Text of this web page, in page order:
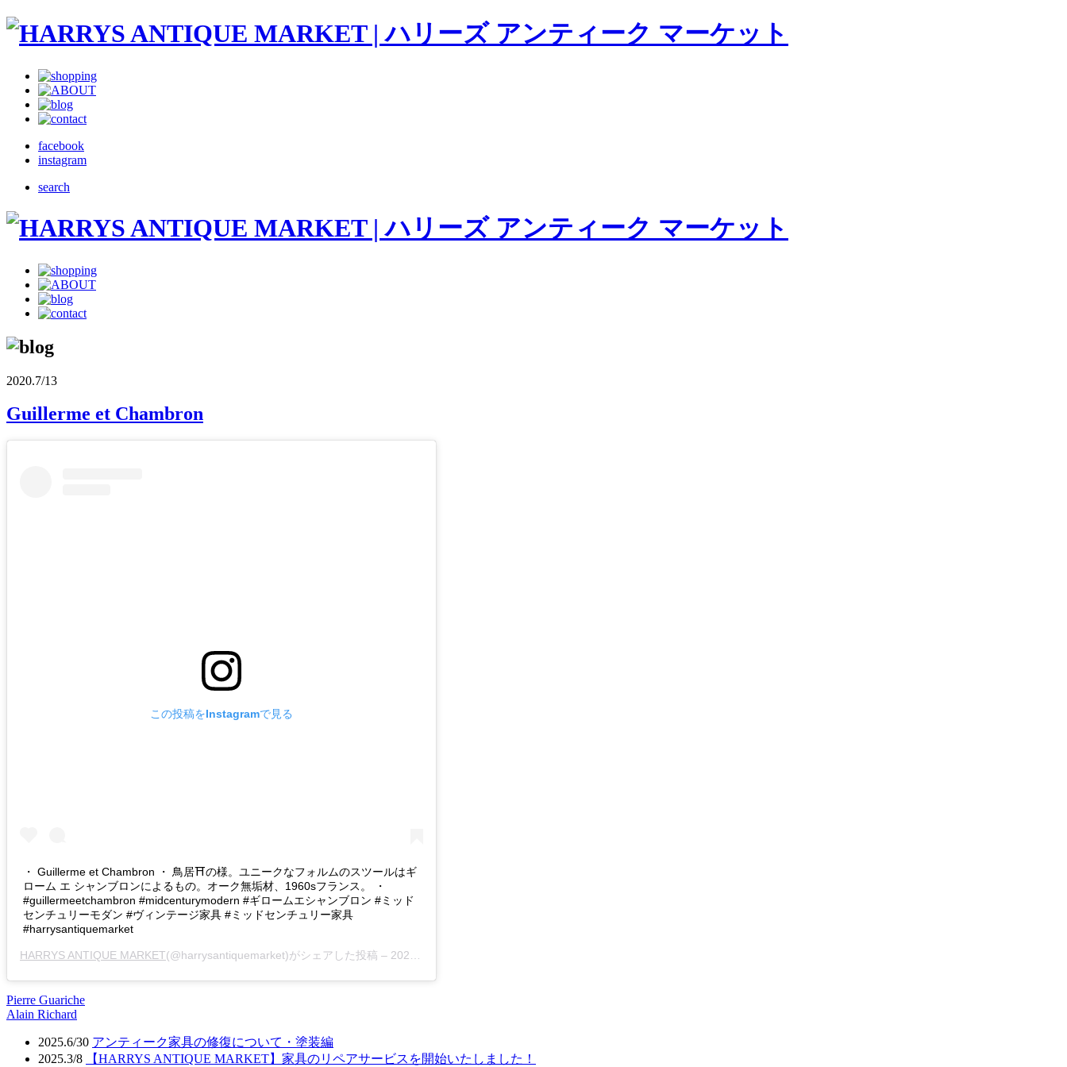
facebook
instagram
search
2020.7/13
Guillerme et Chambron
この投稿をInstagramで見る
・ Guillerme et Chambron ・ 鳥居⛩の様。ユニークなフォルムのスツールはギ
ローム エ シャンブロンによるもの。オーク無垢材、1960sフランス。 ・
#guillermeetchambron #midcenturymodern #ギロームエシャンブロン #ミッド
センチュリーモダン #ヴィンテージ家具 #ミッドセンチュリー家具
#harrysantiquemarket
HARRYS ANTIQUE MARKET(@harrysantiquemarket)がシェアした投稿 – 2020年 6月月24日午後8時48分PDT
投
Pierre Guariche
Alain Richard
2025.6/30 アンティーク家具の修復について・塗装編
2025.3/8
【HARRYS ANTIQUE MARKET】家具のリペアサービスを開始いたしました！